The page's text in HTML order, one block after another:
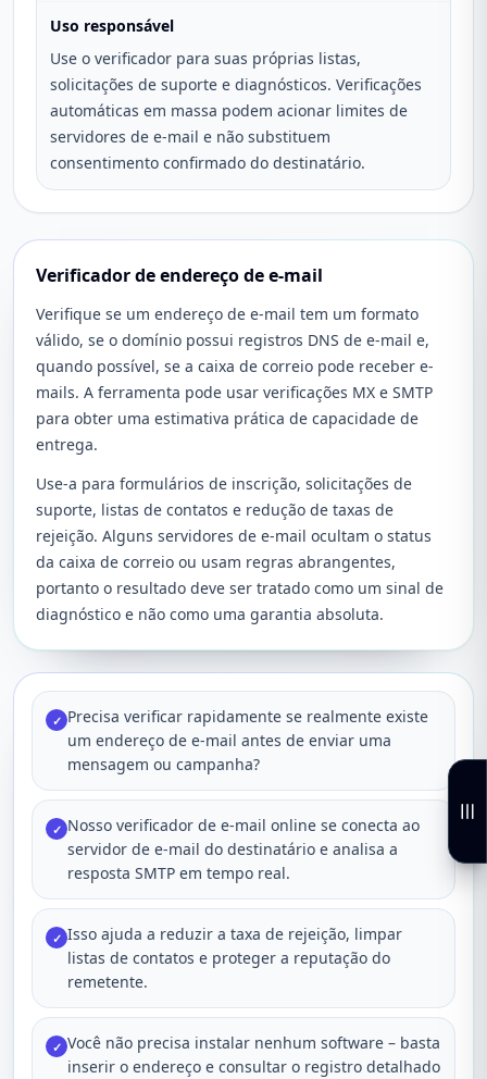
Uso responsável
Use o verificador para suas próprias listas,
solicitações de suporte e diagnósticos. Verificações
automáticas em massa podem acionar limites de
servidores de e-mail e não substituem
consentimento confirmado do destinatário.
Verificador de endereço de e-mail
Verifique se um endereço de e-mail tem um formato
válido, se o domínio possui registros DNS de e-mail e,
quando possível, se a caixa de correio pode receber e-
mails. A ferramenta pode usar verificações MX e SMTP
para obter uma estimativa prática de capacidade de
entrega.
Use-a para formulários de inscrição, solicitações de
suporte, listas de contatos e redução de taxas de
rejeição. Alguns servidores de e-mail ocultam o status
da caixa de correio ou usam regras abrangentes,
portanto o resultado deve ser tratado como um sinal de
diagnóstico e não como uma garantia absoluta.
✓ Precisa verificar rapidamente se realmente existe
um endereço de e-mail antes de enviar uma
mensagem ou campanha?
✓ Nosso verificador de e-mail online se conecta ao
servidor de e-mail do destinatário e analisa a
resposta SMTP em tempo real.
✓ Isso ajuda a reduzir a taxa de rejeição, limpar
listas de contatos e proteger a reputação do
remetente.
✓ Você não precisa instalar nenhum software – basta
inserir o endereço e consultar o registro detalhado